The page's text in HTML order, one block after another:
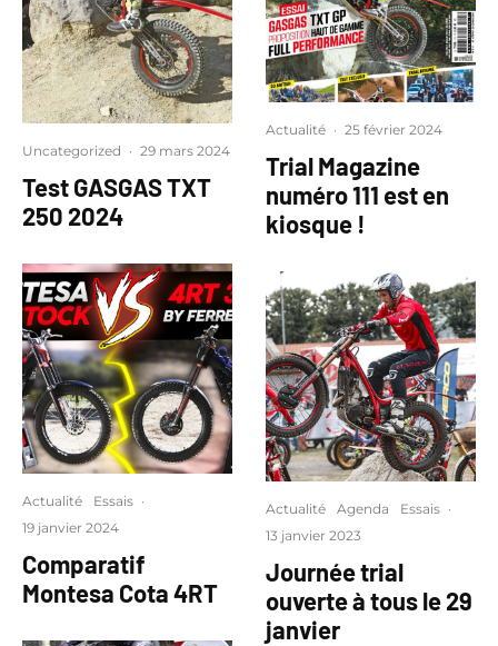
Uncategorized · 29 mars 2024
Test GASGAS TXT
250 2024
Actualité Essais ·
19 janvier 2024
Comparatif
Montesa Cota 4RT
Actualité · 25 février 2024
Trial Magazine
numéro 111 est en
kiosque !
Actualité Agenda Essais ·
13 janvier 2023
Journée trial
ouverte à tous le 29
janvier